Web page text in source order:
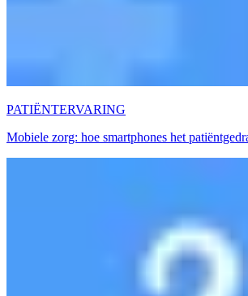
PATIËNTERVARING
Mobiele zorg: hoe smartphones het